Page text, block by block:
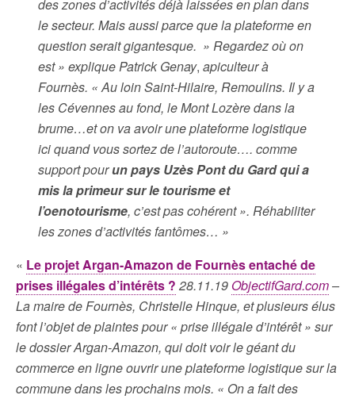
des zones d’activités déjà laissées en plan dans
le secteur. Mais aussi parce que la plateforme en
question serait gigantesque. » Regardez où on
est » explique Patrick Genay,apiculteur à
Fournès. « Au loin Saint-Hilaire, Remoulins. Il y a
les Cévennes au fond, le Mont Lozère dans la
brume…et on va avoir une plateforme logistique
ici quand vous sortez de l’autoroute…. comme
support pourun pays Uzès Pont du Gard qui a
mis la primeur sur le tourisme et
l’oenotourisme, c’est pas cohérent ». Réhabiliter
les zones d’activités fantômes… »
« Le projet Argan-Amazon de Fournès entaché de
prises illégales d’intérêts ? 28.11.19 ObjectifGard.com–
La maire de Fournès, Christelle Hinque, et plusieurs élus
font l’objet de plaintes pour « prise illégale d’intérêt » sur
le dossier Argan-Amazon, qui doit voir le géant du
commerce en ligne ouvrir une plateforme logistique sur la
commune dans les prochains mois. « On a fait des